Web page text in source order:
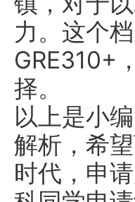
力。这个
GRE310+
择。
以上是小
解析，希
时代，申